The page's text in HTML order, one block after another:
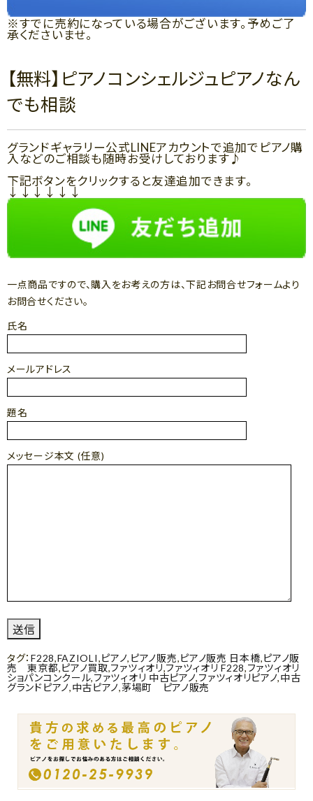
※すでに売約になっている場合がございます。予めご了
承くださいませ。
【無料】ピアノコンシェルジュピアノなん
でも相談
グランドギャラリー公式LINEアカウントで追加でピアノ購
入などのご相談も随時お受けしております♪
下記ボタンをクリックすると友達追加できます。
↓↓↓↓↓↓
一点商品ですので、購入をお考えの方は、下記お問合せフォームより
お問合せください。
氏名
メールアドレス
題名
メッセージ本文 (任意)
タグ：F228,FAZIOLI,ピアノ, ピアノ販売,ピアノ販売 日本橋,ピアノ販
売 東京都,ピアノ買取,ファツィオリ,ファツィオリ F228,ファツィオリ
ショパンコンクール,ファツィオリ 中古ピアノ,ファツィオリピアノ,中古
グランドピアノ,中古ピアノ,茅場町 ピアノ販売